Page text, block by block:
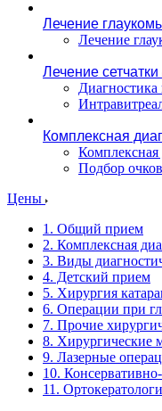
Лечение
Лечение
Лечение сетчатки
Диагностика
Комплексная
Комплексная
Подбор
Цены
1. Общий прием
2. Комплексная
3. Виды
4. Детский прием
5. Хирургия
6. Операции при
7. Прочие
8. Хирургические
9. Лазерные
10.
11.